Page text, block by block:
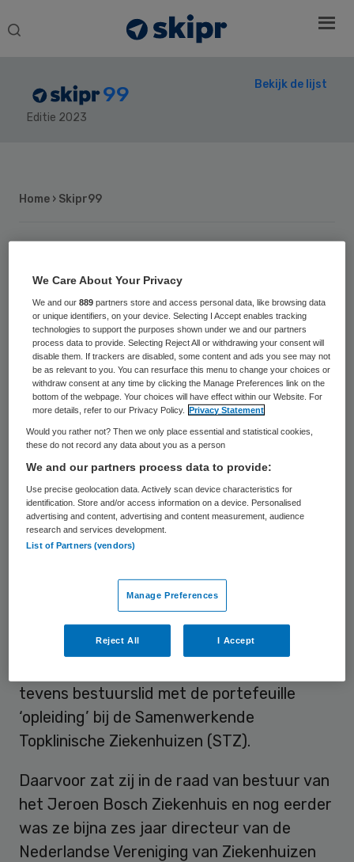
Search
99
Editie 2023
Bekijk de lijst
Home › Skipr99
43 Positie vorig jaar: 19
Gita Gallé
Gita Gallé (1960) is CFO/COO van het
Prinses Máxima Centrum voor
kinderoncologie. Tevens is zij lid van de raad
van toezicht van Zorgbalans en
vicevoorzitter van de raad van toezicht van
Medisch Spectrum Twente.
Tot eind 2021 heeft zij gedurende zes jaar
een rol vervuld als voorzitter van het
ze lid van de auditcommissie van de Raad
voor de Rechtspraak.
Eerder was zij voorzitter van de raad van
tevens bestuurslid met de portefeuille
‘opleiding’ bij de Samenwerkende
Topklinische Ziekenhuizen (STZ).
Daarvoor zat zij in de raad van bestuur van
het Jeroen Bosch Ziekenhuis en nog eerder
was ze bijna zes jaar directeur van de
Nederlandse Vereniging van Ziekenhuizen
Sidebar
We Care About Your Privacy
We and our889 partners store and access personal data, like browsing data
or unique identifiers, on your device. Selecting I Accept enables tracking
technologies to support the purposes shown under we and our partners
process data to provide. Selecting Reject All or withdrawing your consent will
disable them. If trackers are disabled, some content and ads you see may not
be as relevant to you. You can resurface this menu to change your choices or
withdraw consent at any time by clicking the Manage Preferences link on the
bottom of the webpage. Your choices will have effect within our Website. For
more details, refer to our Privacy Policy.
Privacy Statement
Would you rather not? Then we only place essential and statistical cookies,
these do not record any data about you as a person
We and our partners process data to provide:
Use precise geolocation data. Actively scan device characteristics for
identification. Store and/or access information on a device. Personalised
advertising and content, advertising and content measurement, audience
research and services development.
List of Partners (vendors)
Manage Preferences
Reject All I Accept